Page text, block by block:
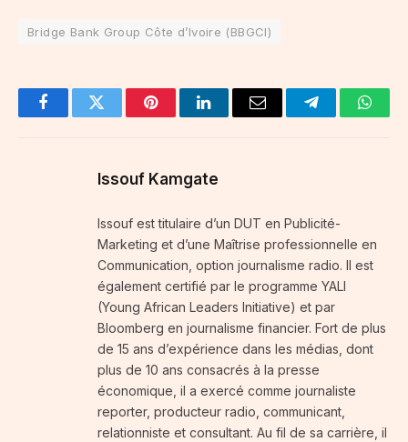
Bridge Bank Group Côte d’Ivoire (BBGCI)
FacebookTwitter PinterestLinkedInEmail Telegram
Issouf Kamgate
Issouf est titulaire d’un DUT en Publicité-
Marketing et d’une Maîtrise professionnelle en
Communication, option journalisme radio. Il est
également certifié par le programme YALI
(Young African Leaders Initiative) et par
Bloomberg en journalisme financier. Fort de plus
de 15 ans d’expérience dans les médias, dont
plus de 10 ans consacrés à la presse
économique, il a exercé comme journaliste
reporter, producteur radio, communicant,
relationniste et consultant. Au fil de sa carrière, il